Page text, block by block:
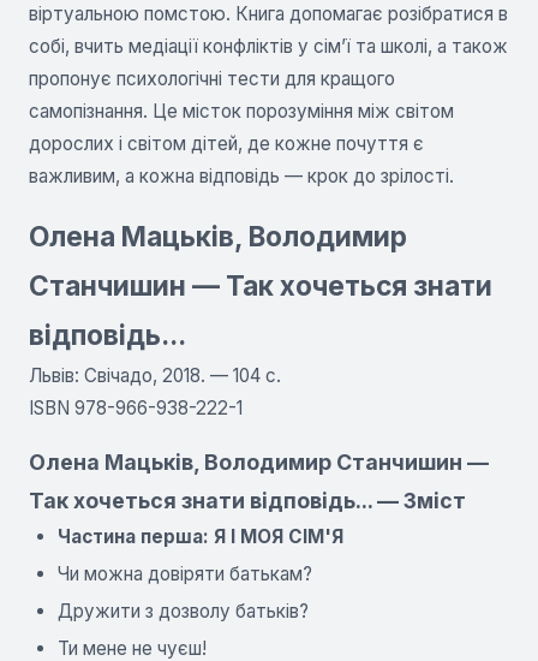
віртуальною помстою. Книга допомагає розібратися в
собі, вчить медіації конфліктів у сім’ї та школі, а також
пропонує психологічні тести для кращого
самопізнання. Це місток порозуміння між світом
дорослих і світом дітей, де кожне почуття є
важливим, а кожна відповідь — крок до зрілості.
Олена Мацьків, Володимир
Станчишин — Так хочеться знати
відповідь...
Львів: Свічадо, 2018. — 104 с.
ISBN 978-966-938-222-1
Олена Мацьків, Володимир Станчишин —
Так хочеться знати відповідь... — Зміст
Частина перша: Я І МОЯ СІМ'Я
Чи можна довіряти батькам?
Дружити з дозволу батьків?
Ти мене не чуєш!